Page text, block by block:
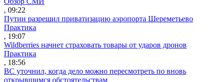
, 09:22
Путин разрешил приватизацию аэропорта Шереметьево
Практика
, 19:07
Wildberries начнет страховать товары от ударов дронов
Практика
, 18:56
ВС уточнил, когда дело можно пересмотреть по вновь
открывшимся обстоятельствам